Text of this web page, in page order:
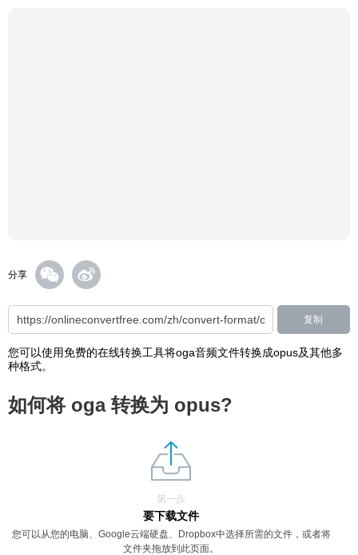
分享
复制
您可以使用免费的在线转换工具将oga音频文件转换成opus及其他多
种格式。
如何将 oga 转换为 opus?
第一步
要下载文件
您可以从您的电脑、Google云端硬盘、Dropbox中选择所需的文件，或者将
文件夹拖放到此页面。